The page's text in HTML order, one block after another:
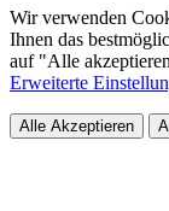
Wir verwenden
Ihnen das
auf "Alle
Erweiterte
Alle Akzeptieren